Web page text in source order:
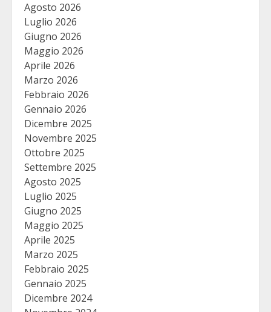
Agosto 2026
Luglio 2026
Giugno 2026
Maggio 2026
Aprile 2026
Marzo 2026
Febbraio 2026
Gennaio 2026
Dicembre 2025
Novembre 2025
Ottobre 2025
Settembre 2025
Agosto 2025
Luglio 2025
Giugno 2025
Maggio 2025
Aprile 2025
Marzo 2025
Febbraio 2025
Gennaio 2025
Dicembre 2024